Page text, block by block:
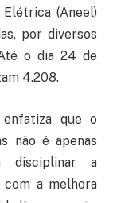
(Aneel)
por diversos
o dia 24 de
4.208.
enfatiza que o
não é apenas
disciplinar a
com a melhora